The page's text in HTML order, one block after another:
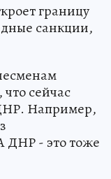
границу
санкции,
сейчас
Например,
ДНР - это тоже